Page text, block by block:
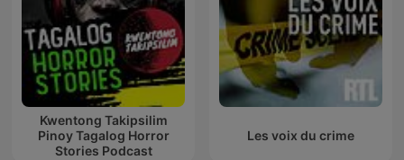
Kwentong Takipsilim
Pinoy Tagalog Horror
Stories Podcast
Les voix du crime